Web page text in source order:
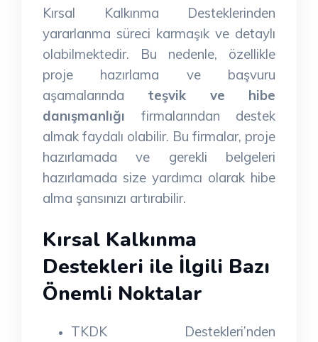
Kırsal Kalkınma Desteklerinden
yararlanma süreci karmaşık ve detaylı
olabilmektedir. Bu nedenle, özellikle
proje hazırlama ve başvuru
aşamalarında teşvik ve hibe
danışmanlığı firmalarından destek
almak faydalı olabilir. Bu firmalar, proje
hazırlamada ve gerekli belgeleri
hazırlamada size yardımcı olarak hibe
alma şansınızı artırabilir.
Kırsal Kalkınma
Destekleri ile İlgili Bazı
Önemli Noktalar
TKDK Destekleri’nden